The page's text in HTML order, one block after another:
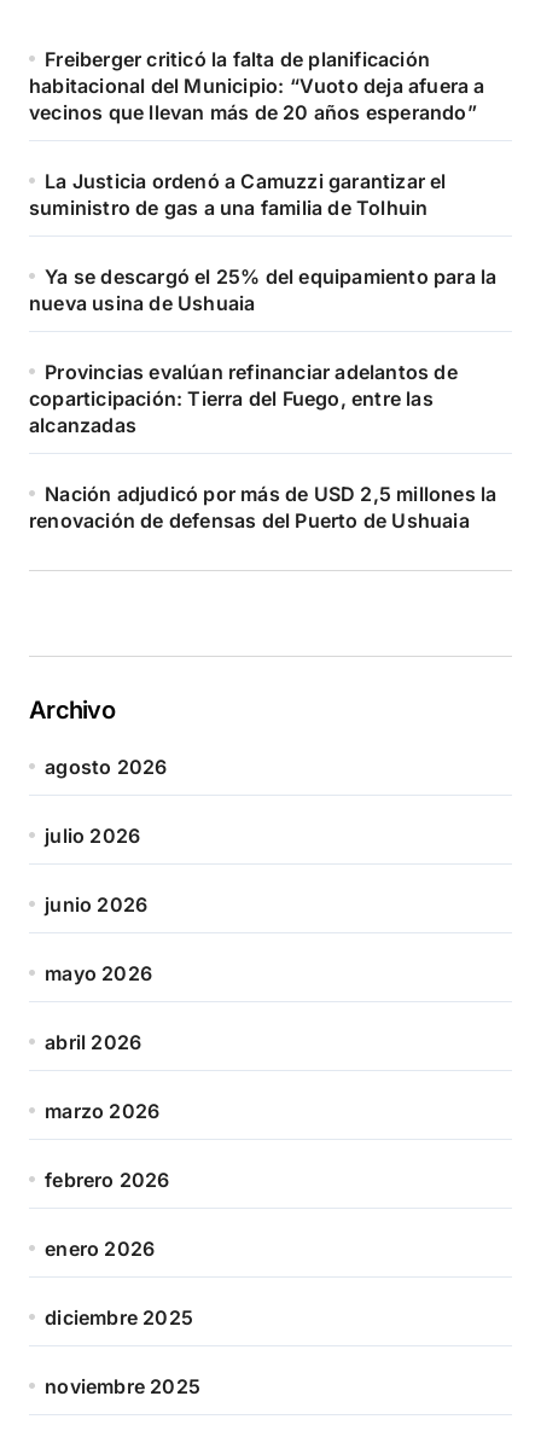
Freiberger criticó la falta de planificación
habitacional del Municipio: “Vuoto deja afuera a
vecinos que llevan más de 20 años esperando”
La Justicia ordenó a Camuzzi garantizar el
suministro de gas a una familia de Tolhuin
Ya se descargó el 25% del equipamiento para la
nueva usina de Ushuaia
Provincias evalúan refinanciar adelantos de
coparticipación: Tierra del Fuego, entre las
alcanzadas
Nación adjudicó por más de USD 2,5 millones la
renovación de defensas del Puerto de Ushuaia
Archivo
agosto 2026
julio 2026
junio 2026
mayo 2026
abril 2026
marzo 2026
febrero 2026
enero 2026
diciembre 2025
noviembre 2025